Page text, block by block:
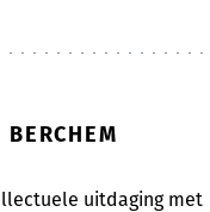
uitdaging met